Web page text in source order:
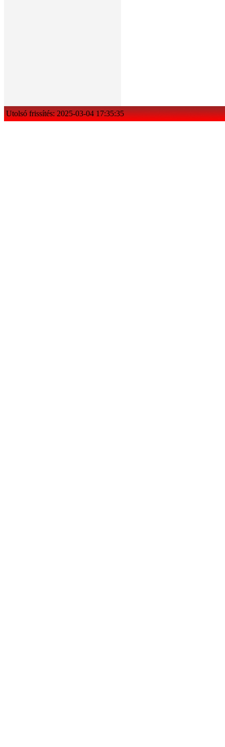
Utolsó frissítés: 2025-03-04 17:35:35